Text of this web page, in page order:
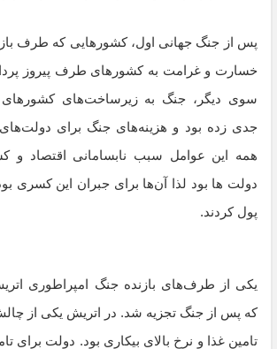
پس از جنگ جهانی اول، کشورهایی که طرف
خسارت و غرامت به کشورهای طرف پیروز
سوی دیگر، جنگ به زیرساخت‌های کشورهای
جدی زده بود و هزینه‌های جنگ برای دولت‌های
همه‌ این عوامل سبب نابسامانی اقتصاد و
دولت ها بود لذا آن‌ها برای جبران این کسری
پول کردند.
یکی از طرف‌های بازنده‌ جنگ امپراطوری
که پس از جنگ تجزیه شد. در اتریش یکی از
تامین غذا و نرخ بالای بیکاری بود. دولت برای